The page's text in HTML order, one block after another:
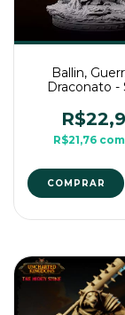
Ballin,
Draconato -
Média Para
Mesa
R$21,76 com
COMPRAR